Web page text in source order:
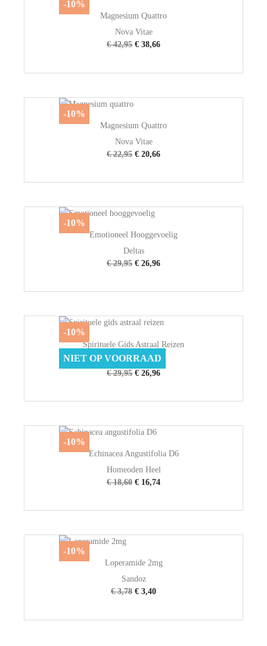
Magnesium Quattro
Nova Vitae
€ 42,95 € 38,66
-10%
Magnesium Quattro
Nova Vitae
€ 22,95 € 20,66
-10%
Emotioneel Hooggevoelig
Deltas
€ 29,95 € 26,96
-10%
Spirituele Gids Astraal Reizen
Deltas
€ 29,95 € 26,96
-10%
NIET OP VOORRAAD
Echinacea Angustifolia D6
Homeoden Heel
€ 18,60 € 16,74
-10%
Loperamide 2mg
Sandoz
€ 3,78 € 3,40
-10%